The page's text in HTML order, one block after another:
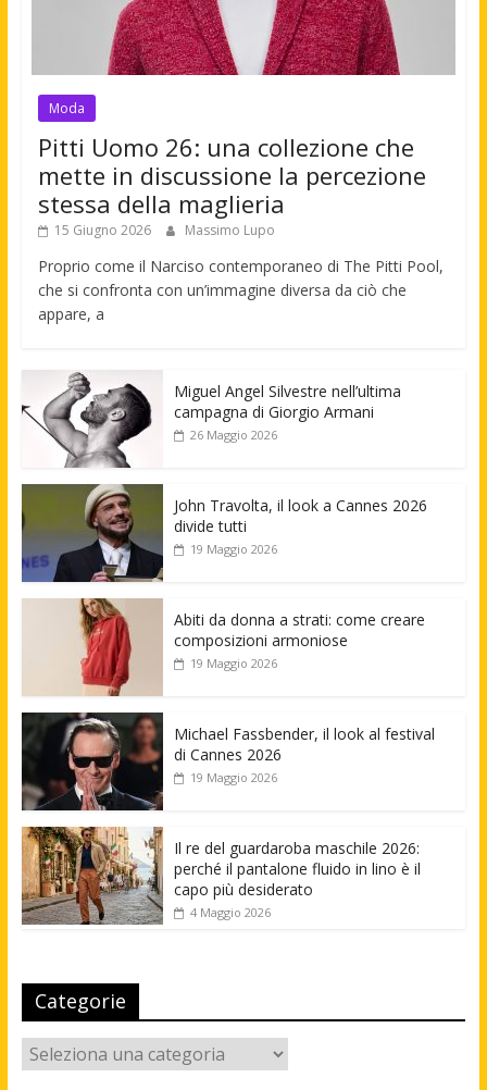
Moda
Pitti Uomo 26: una collezione che
mette in discussione la percezione
stessa della maglieria
15 Giugno 2026 Massimo Lupo
Proprio come il Narciso contemporaneo di The Pitti Pool,
che si confronta con un’immagine diversa da ciò che
appare, a
Miguel Angel Silvestre nell’ultima
campagna di Giorgio Armani
26 Maggio 2026
John Travolta, il look a Cannes 2026
divide tutti
19 Maggio 2026
Abiti da donna a strati: come creare
composizioni armoniose
19 Maggio 2026
Michael Fassbender, il look al festival
di Cannes 2026
19 Maggio 2026
Il re del guardaroba maschile 2026:
perché il pantalone fluido in lino è il
capo più desiderato
4 Maggio 2026
Categorie
Categorie